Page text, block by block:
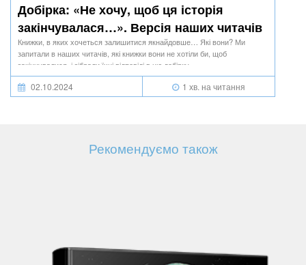
Добірка: «Не хочу, щоб ця історія
закінчувалася…». Версія наших читачів
Книжки, в яких хочеться залишитися якнайдовше… Які вони? Ми
запитали в наших читачів, які книжки вони не хотіли би, щоб
закінчувалися, і зібрали їхні відповіді в цю добірку.
02.10.2024 1 хв. на читання
Рекомендуємо також